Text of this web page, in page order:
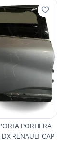
PORTIERA
DX RENAULT CAP